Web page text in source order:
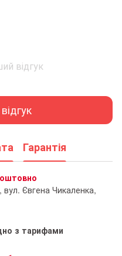
відгук
Гарантія
Євгена Чикаленка,
з тарифами